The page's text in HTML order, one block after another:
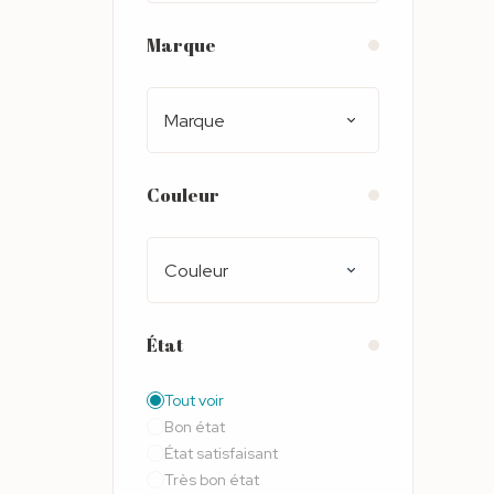
Marque
Marque
Couleur
Couleur
État
Tout voir
Bon état
État satisfaisant
Très bon état